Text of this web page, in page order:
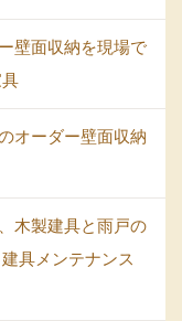
壁面収納を現場で
オーダー壁面収納
木製建具と雨戸の
具メンテナンス